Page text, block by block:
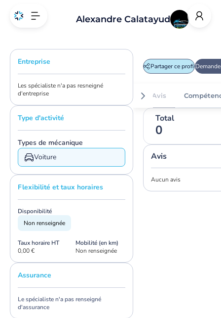
Entreprise
Les spécialiste n'a pas resneigné
d'entreprise
Type d'activité
Types de mécanique
Voiture
Flexibilité et taux horaires
Disponibilité
Non renseignée
Taux horaire HT
0,00 €
Mobilité (en km)
Non renseignée
Assurance
Le spécialiste n'a pas renseigné
d'assurance
Alexandre Calatayud
Partager ce profil
Avis
Total
0
Avis
Aucun avis